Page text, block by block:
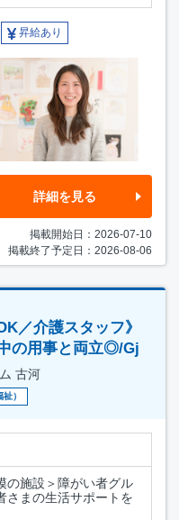
昇給あり
詳細を見る
掲載開始日：2026-07-10
掲載終了予定日：2026-08-06
／介護スタッフ》
の用事と両立◎/Gj
古河
）
の施設＞障がい者グル
さまの生活サポートを